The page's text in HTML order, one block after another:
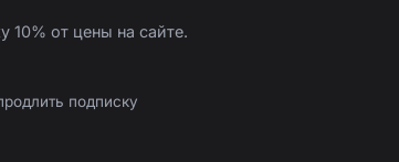
10% от цены на сайте.
подписку